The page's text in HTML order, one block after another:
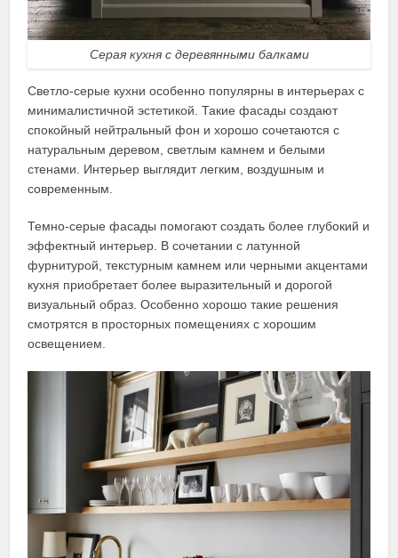
Серая кухня с деревянными балками
Светло-серые кухни особенно популярны в интерьерах с
минималистичной эстетикой. Такие фасады создают
спокойный нейтральный фон и хорошо сочетаются с
натуральным деревом, светлым камнем и белыми
стенами. Интерьер выглядит легким, воздушным и
современным.
Темно-серые фасады помогают создать более глубокий и
эффектный интерьер. В сочетании с латунной
фурнитурой, текстурным камнем или черными акцентами
кухня приобретает более выразительный и дорогой
визуальный образ. Особенно хорошо такие решения
смотрятся в просторных помещениях с хорошим
освещением.